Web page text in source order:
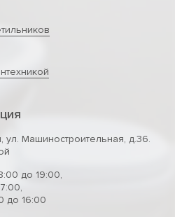
, ул. Машиностроительная, д.36.
до 19:00,
до 16:00